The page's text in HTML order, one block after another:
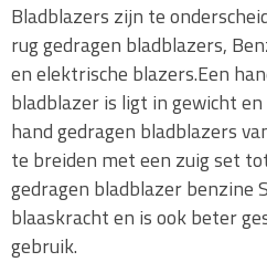
Bladblazers zijn te
rug gedragen bladblazers,
en elektrische blazers.Een
bladblazer is ligt in gewicht
hand gedragen bladblazers
te breiden met een zuig set
gedragen bladblazer
blaaskracht en is ook beter
gebruik.